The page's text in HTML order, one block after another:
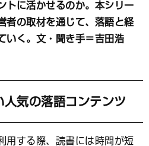
トに活かせるのか。本シリー
者の取材を通じて、落語と経
いく。 文・聞き手＝吉田浩
気の落語コンテンツ
用する際、読書には時間が短